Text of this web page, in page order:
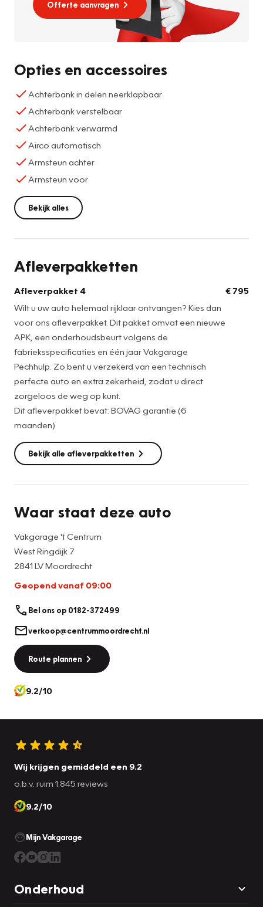
Offerte aanvragen
Opties en accessoires
Achterbank in delen neerklapbaar
Achterbank verstelbaar
Achterbank verwarmd
Airco automatisch
Armsteun achter
Armsteun voor
Bekijk alles
Afleverpakketten
Afleverpakket 4
Wilt u uw auto helemaal rijklaar ontvangen? Kies dan
voor ons afleverpakket. Dit pakket omvat een nieuwe
APK, een onderhoudsbeurt volgens de
fabrieksspecificaties en één jaar Vakgarage
Pechhulp. Zo bent u verzekerd van een technisch
perfecte auto en extra zekerheid, zodat u direct
zorgeloos de weg op kunt.
Dit afleverpakket bevat: BOVAG garantie (6
maanden)
€ 795
Bekijk alle afleverpakketten
Waar staat deze auto
Vakgarage 't Centrum
West Ringdijk 7
2841 LV Moordrecht
Geopend vanaf 09:00
Bel ons op 0182-372499
verkoop@centrummoordrecht.nl
Route plannen
9.2/10
Wij krijgen gemiddeld een 9.2
o.b.v. ruim 1.845 reviews
9.2/10
Mijn Vakgarage
Onderhoud